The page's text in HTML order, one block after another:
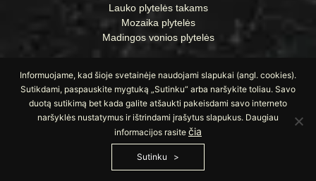
Lauko plytelės takams
Mozaika plytelės
Madingos vonios plytelės
© Visos teisės saugomos UAB „Apdailos namai“
Informuojame, kad šioje svetainėje naudojami slapukai (angl. cookies).
Sutikdami, paspauskite mygtuką „Sutinku“ arba naršykite toliau. Savo
duotą sutikimą bet kada galite atšaukti pakeisdami savo interneto
naršyklės nustatymus ir ištrindami įrašytus slapukus. Daugiau
informacijos rasite čia
Sutinku